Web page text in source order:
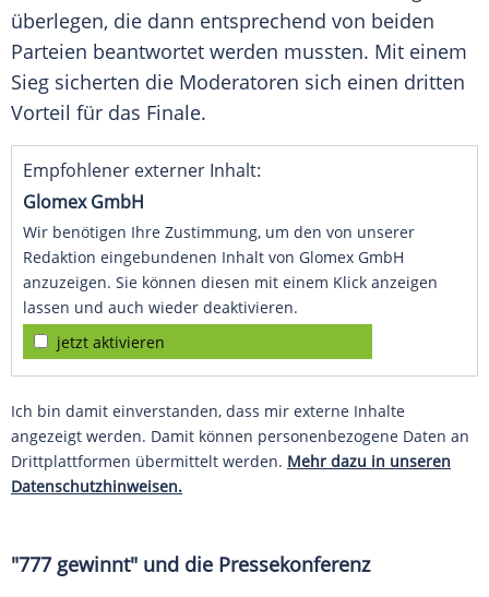
überlegen, die dann entsprechend von beiden
Parteien beantwortet werden mussten. Mit einem
Sieg sicherten die Moderatoren sich einen dritten
Vorteil für das Finale.
Empfohlener externer Inhalt:
Glomex GmbH
Wir benötigen Ihre Zustimmung, um den von unserer
Redaktion eingebundenen Inhalt von Glomex GmbH
anzuzeigen. Sie können diesen mit einem Klick anzeigen
lassen und auch wieder deaktivieren.
jetzt aktivieren
Ich bin damit einverstanden, dass mir externe Inhalte
angezeigt werden. Damit können personenbezogene Daten an
Drittplattformen übermittelt werden. Mehr dazu in unseren
Datenschutzhinweisen.
"777 gewinnt" und die Pressekonferenz